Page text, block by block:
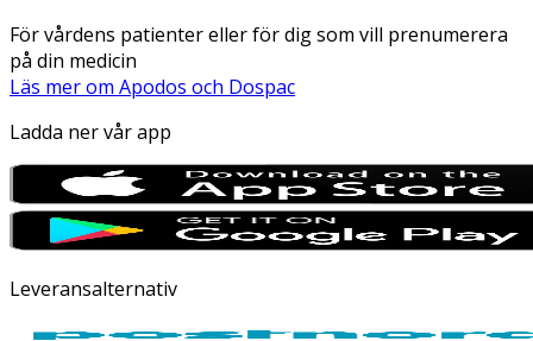
För vårdens patienter eller för dig som vill prenumerera
på din medicin
Läs mer om Apodos och Dospac
Ladda ner vår app
Leveransalternativ